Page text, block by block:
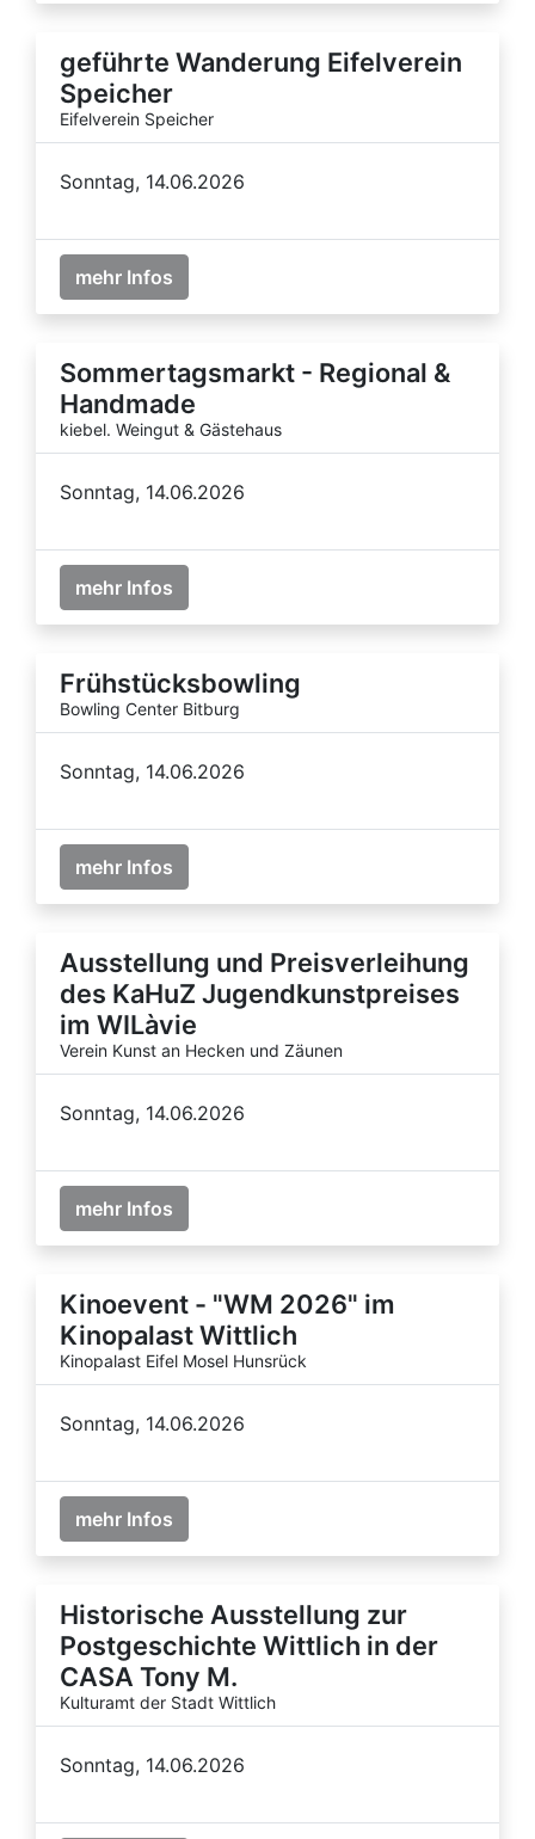
geführte Wanderung Eifelverein
Speicher
Eifelverein Speicher
Sonntag, 14.06.2026
mehr Infos
Sommertagsmarkt - Regional &
Handmade
kiebel. Weingut & Gästehaus
Sonntag, 14.06.2026
mehr Infos
Frühstücksbowling
Bowling Center Bitburg
Sonntag, 14.06.2026
mehr Infos
Ausstellung und Preisverleihung
des KaHuZ Jugendkunstpreises
im WILàvie
Verein Kunst an Hecken und Zäunen
Sonntag, 14.06.2026
mehr Infos
Kinoevent - "WM 2026" im
Kinopalast Wittlich
Kinopalast Eifel Mosel Hunsrück
Sonntag, 14.06.2026
mehr Infos
Historische Ausstellung zur
Postgeschichte Wittlich in der
CASA Tony M.
Kulturamt der Stadt Wittlich
Sonntag, 14.06.2026